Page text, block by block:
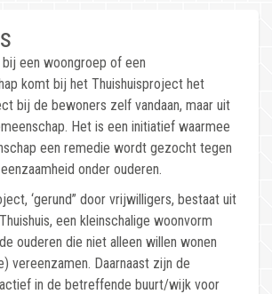
bij een woongroep of een
komt bij het Thuishuisproject het
bij de bewoners zelf vandaan, maar uit
Het is een initiatief waarmee
een remedie wordt gezocht tegen
onder ouderen.
‘gerund” door vrijwilligers, bestaat uit
een kleinschalige woonvorm
ouderen die niet alleen willen wonen
vereenzamen. Daarnaast zijn de
in de betreffende buurt/wijk voor